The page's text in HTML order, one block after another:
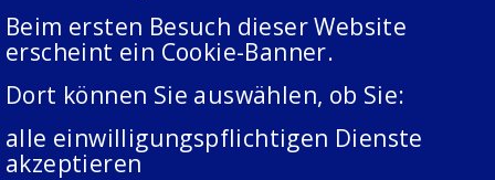
Beim ersten Besuch dieser Website
erscheint ein Cookie-Banner.
Dort können Sie auswählen, ob Sie:
alle einwilligungspflichtigen Dienste
akzeptieren